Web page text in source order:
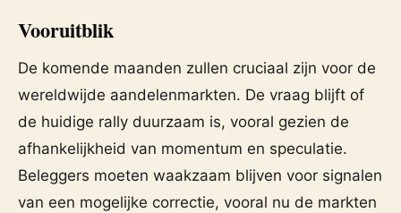
Vooruitblik
De komende maanden zullen cruciaal zijn voor de
wereldwijde aandelenmarkten. De vraag blijft of
de huidige rally duurzaam is, vooral gezien de
afhankelijkheid van momentum en speculatie.
Beleggers moeten waakzaam blijven voor signalen
van een mogelijke correctie, vooral nu de markten